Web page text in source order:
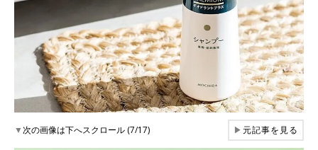
▼次の画像は下へスクロール (7/17) ▶元記事を見る